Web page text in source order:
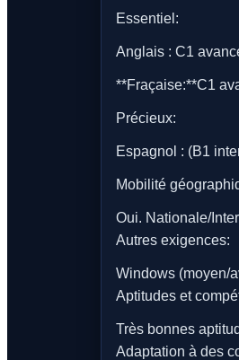
Essentiel:
Anglais : C1
**Fraçaise:**C1
Précieux:
Espagnol : (B1
Mobilité
Oui. Nationale/
Autres exigences:
Windows (moyen/
Aptitudes et
Très bonnes
Adaptation à des